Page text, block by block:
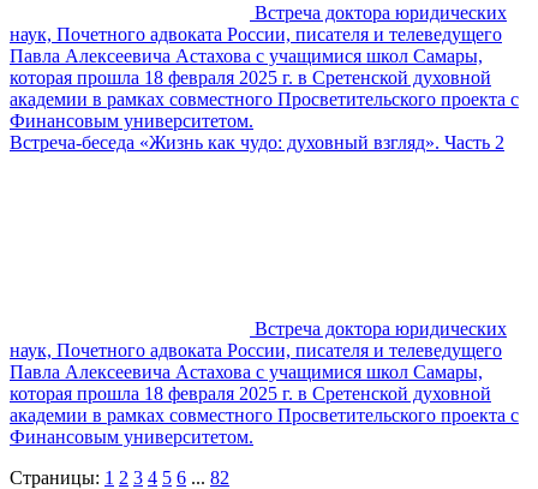
Встреча доктора юридических
наук, Почетного адвоката России, писателя и телеведущего
Павла Алексеевича Астахова с учащимися школ Самары,
которая прошла 18 февраля 2025 г. в Сретенской духовной
академии в рамках совместного Просветительского проекта с
Финансовым университетом.
Встреча-беседа «Жизнь как чудо: духовный взгляд». Часть 2
Встреча доктора юридических
наук, Почетного адвоката России, писателя и телеведущего
Павла Алексеевича Астахова с учащимися школ Самары,
которая прошла 18 февраля 2025 г. в Сретенской духовной
академии в рамках совместного Просветительского проекта с
Финансовым университетом.
Страницы: 1 2 3 4 5 6 ... 82